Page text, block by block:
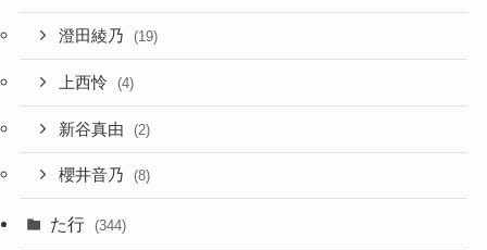
澄田綾乃 (19)
上西怜 (4)
新谷真由 (2)
櫻井音乃 (8)
た行 (344)